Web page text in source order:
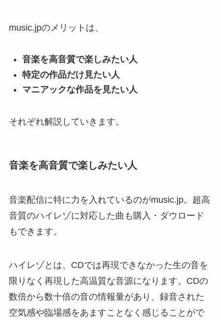
music.jpのメリットは、
音楽を高音質で楽しみたい人
特定の作品だけ見たい人
マニアックな作品を見たい人
それぞれ解説していきます。
音楽を高音質で楽しみたい人
音楽配信に特に力を入れているのがmusic.jp。超高
音質のハイレゾに対応した曲も購入・ダウロード
もできます。
ハイレゾとは、CDでは再現できなかった生の音を
限りなく再現した高温質な音源になります。CDの
数倍から数十倍の音の情報量があり、録音された
空気感や臨場感をあますことなく感じることがで